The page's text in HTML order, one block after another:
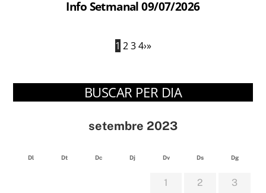
Info Setmanal 09/07/2026
1 2 3 4›»
BUSCAR PER DIA
setembre 2023
Dl Dt Dc Dj Dv Ds Dg
1 2 3